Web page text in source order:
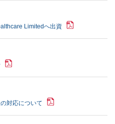
Limitedへ出資
対応について